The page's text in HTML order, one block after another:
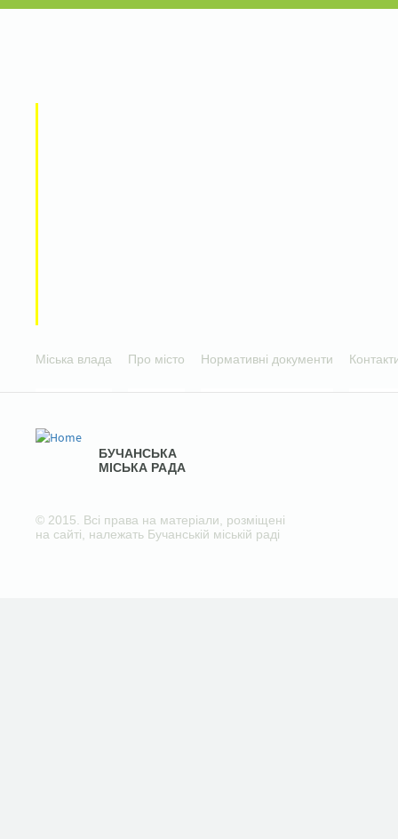
Міська влада Про місто Нормативні документи
БУЧАНСЬКА
МІСЬКА РАДА
© 2015. Всі права на матеріали, розміщені
на сайті, належать Бучанській міській раді